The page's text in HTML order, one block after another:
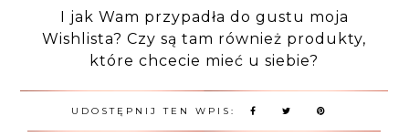
I jak Wam przypadła do gustu moja
Wishlista? Czy są tam również produkty,
które chcecie mieć u siebie?
UDOSTĘPNIJ TEN WPIS: